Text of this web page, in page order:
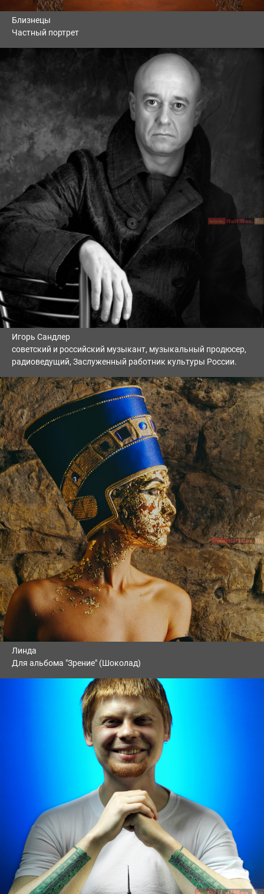
Близнецы
Частный портрет
Игорь Сандлер
советский и российский музыкант, музыкальный продюсер,
радиоведущий, Заслуженный работник культуры России.
Линда
Для альбома "Зрение" (Шоколад)